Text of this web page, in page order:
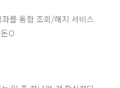
를 통합 조회/해지 서비스
O